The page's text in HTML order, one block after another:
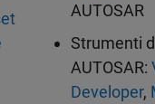
AUTOSAR
Strumenti
AUTOSAR:
Developer,